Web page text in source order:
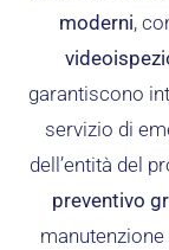
moderni,
garantiscono
servizio di
dell’entità del
preventivo